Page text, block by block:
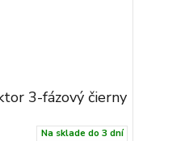
3-fázový čierny
Na sklade do 3 dní